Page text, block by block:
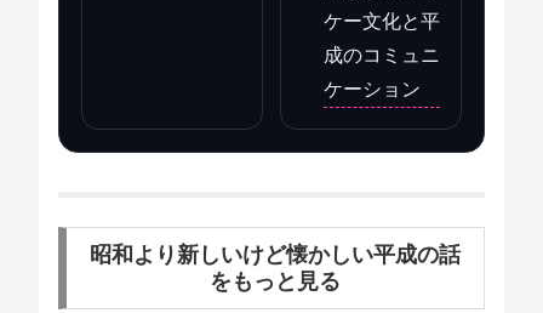
ケー文化と平
成のコミュニ
ケーション
昭和より新しいけど懐かしい平成の話
をもっと見る